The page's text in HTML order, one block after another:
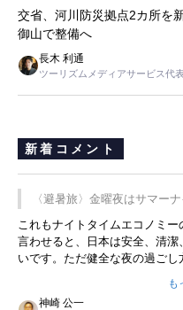
交省、河川防災拠点2カ所を
御山で整備へ
長木 利通
ツーリズムメディアサービス代
新着コメント
〈避暑旅〉金曜夜はサマー
これもナイトタイムエコノミ
言わせると、日本は安全、清
いです。ただ健全な夜の過ご
ような意味で、金曜夜にこの
限らず外国人にとっても楽しみ
も
神崎 公一